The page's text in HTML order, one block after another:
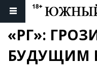
«РГ»:
БУДУЩИМ